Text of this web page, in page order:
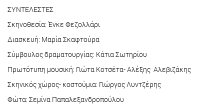
ΣΥΝΤΕΛΕΣΤΕΣ
Σκηνοθεσία: Ένκε Φεζολλάρι
Διασκευή: Μαρία Σκαφτούρα
Σύμβουλος δραματουργίας: Κάτια Σωτηρίου
Πρωτότυπη μουσική: Γιώτα Κοτσέτα- Αλέξης Αλεβιζάκης
Σκηνικός χώρος- κοστούμια: Γιώργος Λυντζέρης
Φώτα: Σεμίνα Παπαλεξανδροπούλου